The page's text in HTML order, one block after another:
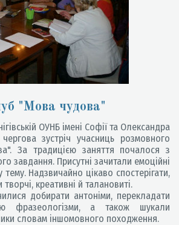
"Мова чудова"
ОУНБ імені Софії та Олександра
зустріч учасниць розмовного
За традицією заняття почалося з
завдання. Присутні зачитали емоційні
Надзвичайно цікаво спостерігати,
креативні й талановиті.
добирати антоніми, перекладати
фразеологізми, а також шукали
словам іншомовного походження.